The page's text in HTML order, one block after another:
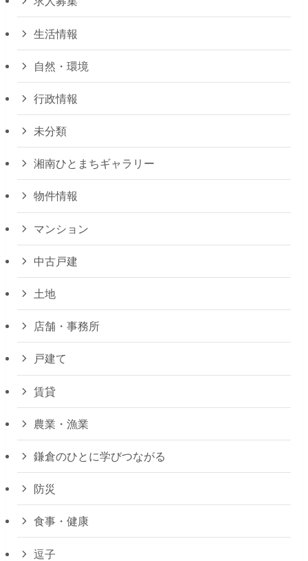
生活情報
自然・環境
行政情報
未分類
湘南ひとまちギャラリー
物件情報
マンション
中古戸建
土地
店舗・事務所
戸建て
賃貸
農業・漁業
鎌倉のひとに学びつながる
防災
食事・健康
逗子